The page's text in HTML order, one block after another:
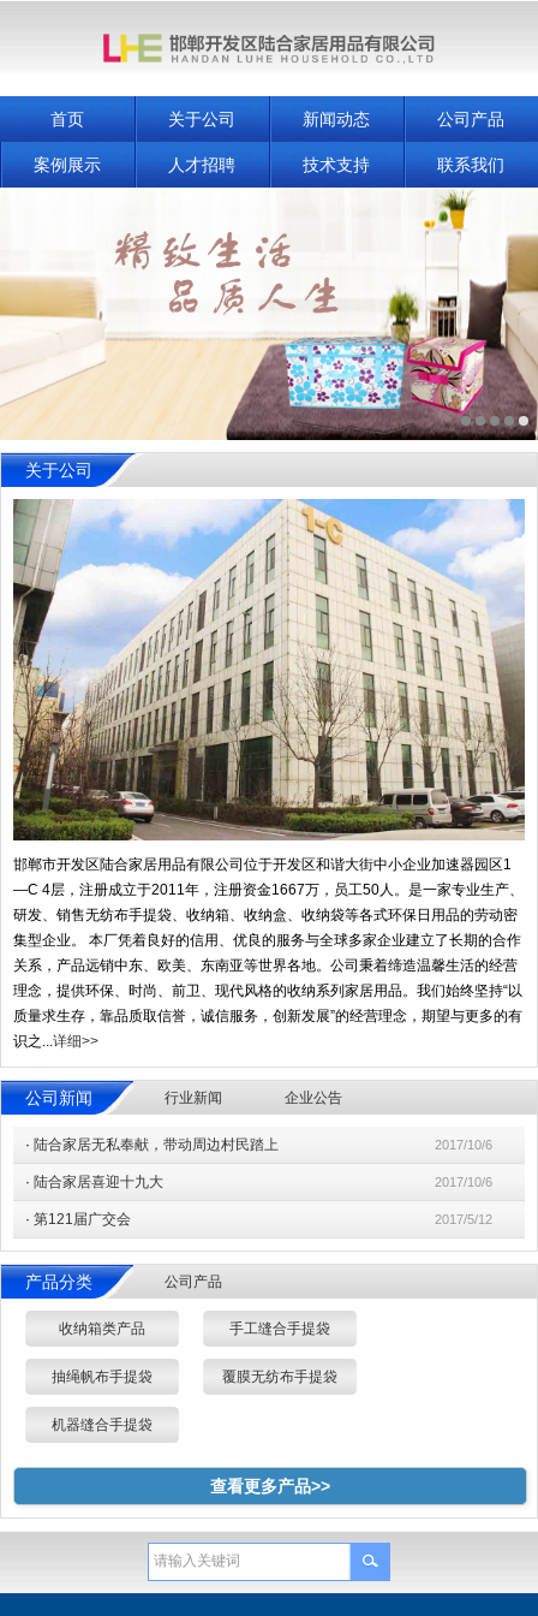
首页 关于公司 新闻动态 公司产品
案例展示 人才招聘 技术支持 联系我们
关于公司
邯郸市开发区陆合家居用品有限公司位于开发区和谐大街中小企业加速器园区1
—C 4层，注册成立于2011年，注册资金1667万，员工50人。是一家专业生产、
研发、销售无纺布手提袋、收纳箱、收纳盒、收纳袋等各式环保日用品的劳动密
集型企业。 本厂凭着良好的信用、优良的服务与全球多家企业建立了长期的合作
关系，产品远销中东、欧美、东南亚等世界各地。公司秉着缔造温馨生活的经营
理念，提供环保、时尚、前卫、现代风格的收纳系列家居用品。我们始终坚持“以
质量求生存，靠品质取信誉，诚信服务，创新发展”的经营理念，期望与更多的有
识之...详细>>
公司新闻 行业新闻 企业公告
· 陆合家居无私奉献，带动周边村民踏上 2017/10/6
· 陆合家居喜迎十九大 2017/10/6
· 第121届广交会 2017/5/12
产品分类 公司产品
收纳箱类产品 手工缝合手提袋
抽绳帆布手提袋 覆膜无纺布手提袋
机器缝合手提袋
查看更多产品>>